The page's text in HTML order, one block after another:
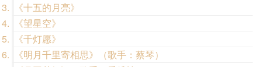
《十五的月亮》
《望星空》
《千灯愿》
《明月千里寄相思》（歌手：蔡琴）